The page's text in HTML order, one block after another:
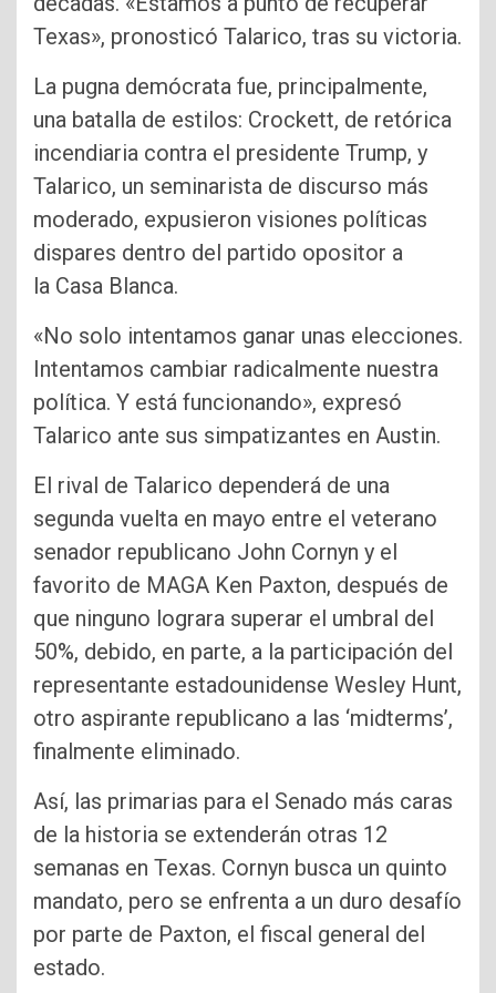
Texas», pronosticó Talarico, tras su victoria.
La pugna demócrata fue, principalmente,
una batalla de estilos: Crockett, de retórica
incendiaria contra el presidente Trump, y
Talarico, un seminarista de discurso más
moderado, expusieron visiones políticas
dispares dentro del partido opositor a
la Casa Blanca.
«No solo intentamos ganar unas elecciones.
Intentamos cambiar radicalmente nuestra
política. Y está funcionando», expresó
Talarico ante sus simpatizantes en Austin.
El rival de Talarico dependerá de una
segunda vuelta en mayo entre el veterano
senador republicano John Cornyn y el
favorito de MAGA Ken Paxton, después de
que ninguno lograra superar el umbral del
50%, debido, en parte, a la participación del
representante estadounidense Wesley Hunt,
otro aspirante republicano a las ‘midterms’,
finalmente eliminado.
Así, las primarias para el Senado más caras
de la historia se extenderán otras 12
semanas en Texas. Cornyn busca un quinto
mandato, pero se enfrenta a un duro desafío
por parte de Paxton, el fiscal general del
estado.